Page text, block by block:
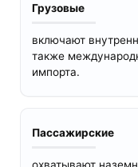
Грузовые
включают
также
импорта.
Пассажирские